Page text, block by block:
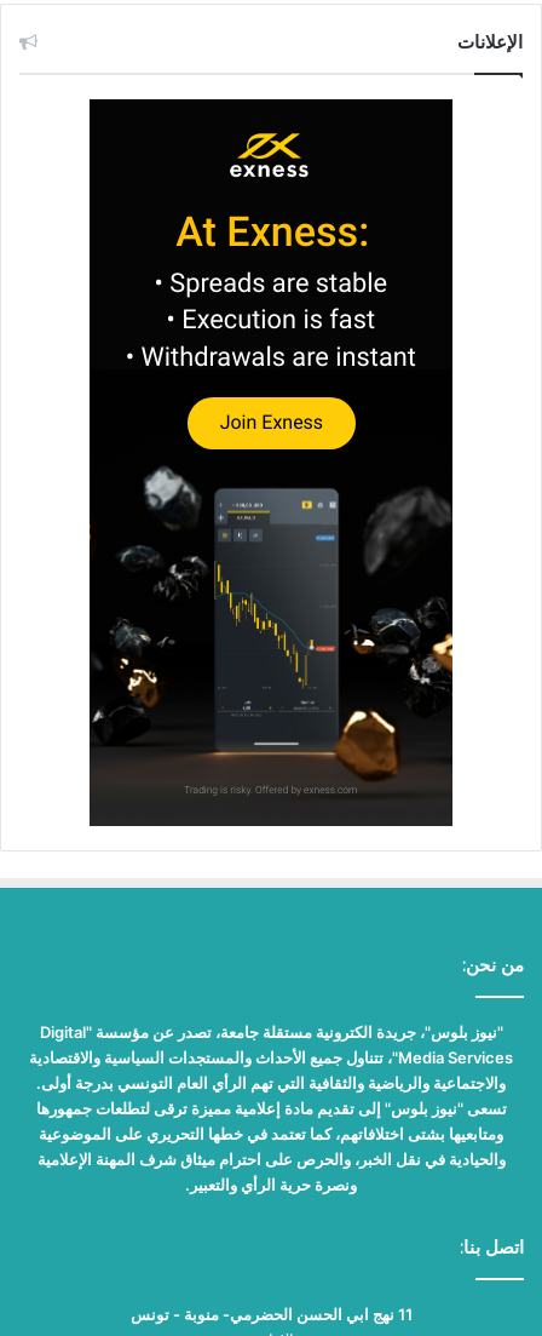
الإعلانات
من نحن:
"نيوز بلوس"، جريدة الكترونية مستقلة جامعة، تصدر عن مؤسسة "Digital
Media Services"، تتناول جميع الأحداث والمستجدات السياسية والاقتصادية
والاجتماعية والرياضية والثقافية التي تهم الرأي العام التونسي بدرجة أولى.
تسعى "نيوز بلوس" إلى تقديم مادة إعلامية مميزة ترقى لتطلعات جمهورها
ومتابعيها بشتى اختلافاتهم، كما تعتمد في خطها التحريري على الموضوعية
والحيادية في نقل الخبر، والحرص على احترام ميثاق شرف المهنة الإعلامية
ونصرة حرية الرأي والتعبير.
اتصل بنا:
11 نهج ابي الحسن الحضرمي- منوبة - تونس